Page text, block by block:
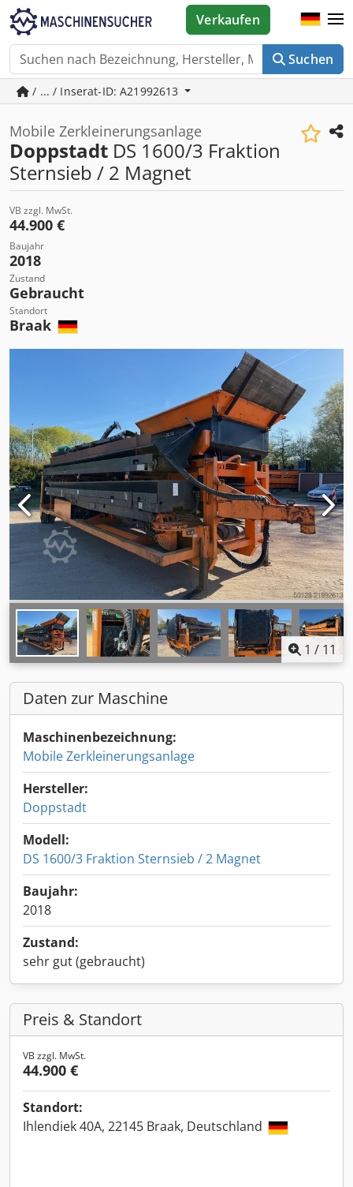
Suchen
Verkaufen
/ ... / Inserat-ID: A21992613
Mobile Zerkleinerungsanlage
Doppstadt DS 1600/3 Fraktion
Sternsieb / 2 Magnet
VB zzgl. MwSt.
44.900 €
Baujahr
2018
Zustand
Gebraucht
Standort
Braak
1 / 11
Daten zur Maschine
Maschinenbezeichnung:
Mobile Zerkleinerungsanlage
Hersteller:
Doppstadt
Modell:
DS 1600/3 Fraktion Sternsieb / 2 Magnet
Baujahr:
2018
Zustand:
sehr gut (gebraucht)
Preis & Standort
VB zzgl. MwSt.
44.900 €
Standort:
Ihlendiek 40A, 22145 Braak, Deutschland